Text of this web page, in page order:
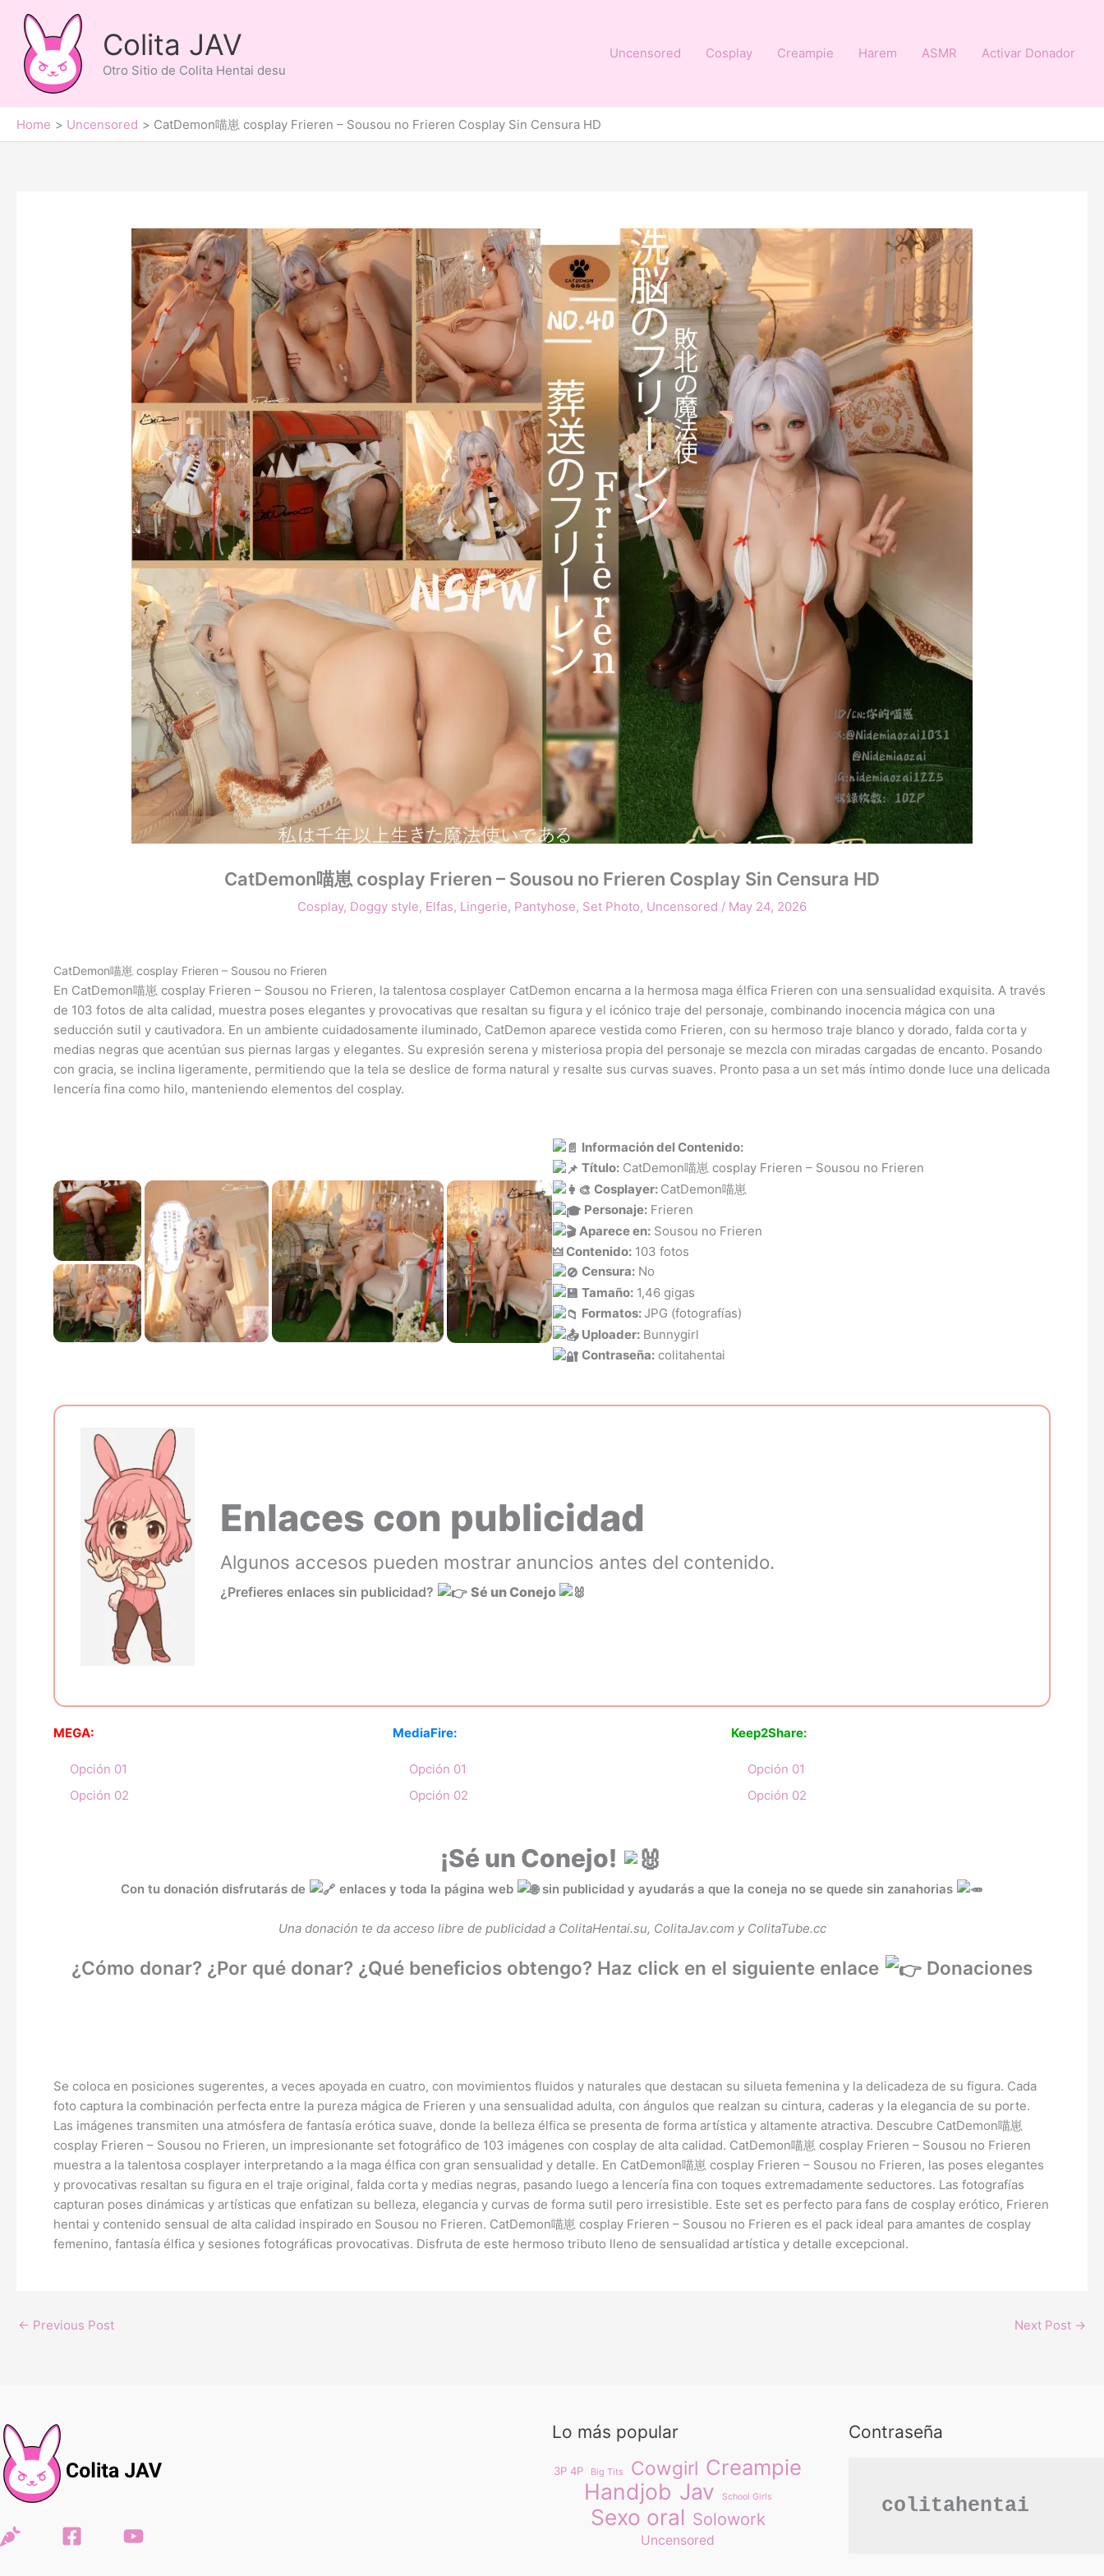
content
Colita JAV
Otro Sitio de Colita Hentai desu
Uncensored Cosplay Creampie Harem ASMR Activar Donador
Home Uncensored CatDemon喵崽 cosplay Frieren – Sousou no Frieren Cosplay Sin Censura HD
CatDemon喵崽 cosplay Frieren – Sousou no Frieren Cosplay Sin Censura HD
Cosplay, Doggy style, Elfas, Lingerie, Pantyhose, Set Photo, Uncensored / May 24, 2026
CatDemon喵崽 cosplay Frieren – Sousou no Frieren
En CatDemon喵崽 cosplay Frieren – Sousou no Frieren, la talentosa cosplayer CatDemon encarna a la hermosa maga élfica Frieren con una sensualidad exquisita. A través
de 103 fotos de alta calidad, muestra poses elegantes y provocativas que resaltan su figura y el icónico traje del personaje, combinando inocencia mágica con una
seducción sutil y cautivadora. En un ambiente cuidadosamente iluminado, CatDemon aparece vestida como Frieren, con su hermoso traje blanco y dorado, falda corta y
medias negras que acentúan sus piernas largas y elegantes. Su expresión serena y misteriosa propia del personaje se mezcla con miradas cargadas de encanto. Posando
con gracia, se inclina ligeramente, permitiendo que la tela se deslice de forma natural y resalte sus curvas suaves. Pronto pasa a un set más íntimo donde luce una delicada
lencería fina como hilo, manteniendo elementos del cosplay.
Información del Contenido:
Título: CatDemon喵崽 cosplay Frieren – Sousou no Frieren
Cosplayer: CatDemon喵崽
Personaje: Frieren
Aparece en: Sousou no Frieren
🜲 Contenido: 103 fotos
Censura: No
Tamaño: 1,46 gigas
Formatos: JPG (fotografías)
Uploader: Bunnygirl
Contraseña: colitahentai
Enlaces con publicidad
Algunos accesos pueden mostrar anuncios antes del contenido.
¿Prefieres enlaces sin publicidad? Sé un Conejo
MEGA:
Opción 01
Opción 02
MediaFire:
Opción 01
Opción 02
Keep2Share:
Opción 01
Opción 02
¡Sé un Conejo!
Con tu donación disfrutarás de enlaces y toda la página web sin publicidad y ayudarás a que la coneja no se quede sin zanahorias
Una donación te da acceso libre de publicidad a ColitaHentai.su, ColitaJav.com y ColitaTube.cc
¿Cómo donar? ¿Por qué donar? ¿Qué beneficios obtengo? Haz click en el siguiente enlace Donaciones
Se coloca en posiciones sugerentes, a veces apoyada en cuatro, con movimientos fluidos y naturales que destacan su silueta femenina y la delicadeza de su figura. Cada
foto captura la combinación perfecta entre la pureza mágica de Frieren y una sensualidad adulta, con ángulos que realzan su cintura, caderas y la elegancia de su porte.
Las imágenes transmiten una atmósfera de fantasía erótica suave, donde la belleza élfica se presenta de forma artística y altamente atractiva. Descubre CatDemon喵崽
cosplay Frieren – Sousou no Frieren, un impresionante set fotográfico de 103 imágenes con cosplay de alta calidad. CatDemon喵崽 cosplay Frieren – Sousou no Frieren
muestra a la talentosa cosplayer interpretando a la maga élfica con gran sensualidad y detalle. En CatDemon喵崽 cosplay Frieren – Sousou no Frieren, las poses elegantes
y provocativas resaltan su figura en el traje original, falda corta y medias negras, pasando luego a lencería fina con toques extremadamente seductores. Las fotografías
capturan poses dinámicas y artísticas que enfatizan su belleza, elegancia y curvas de forma sutil pero irresistible. Este set es perfecto para fans de cosplay erótico, Frieren
hentai y contenido sensual de alta calidad inspirado en Sousou no Frieren. CatDemon喵崽 cosplay Frieren – Sousou no Frieren es el pack ideal para amantes de cosplay
femenino, fantasía élfica y sesiones fotográficas provocativas. Disfruta de este hermoso tributo lleno de sensualidad artística y detalle excepcional.
← Previous Post Next Post →
Lo más popular
3P 4P Big Tits Cowgirl Creampie
Handjob Jav School Girls
Sexo oral Solowork
Uncensored
Contraseña
colitahentai